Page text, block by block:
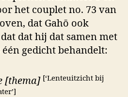
het couplet no. 73 van
dat Gahō ook
dat hij dat samen met
gedicht behandelt:
[thema] [‘Lenteuitzicht bij